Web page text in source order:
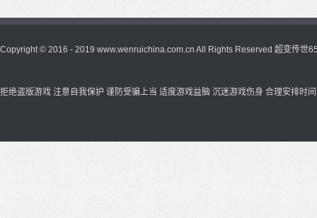
Copyright © 2016 - 2019 www.wenruichina.com.cn All Rights Reserved 超变传世
拒绝盗版游戏 注意自我保护 谨防受骗上当 适度游戏益脑 沉迷游戏伤身 合理安排时